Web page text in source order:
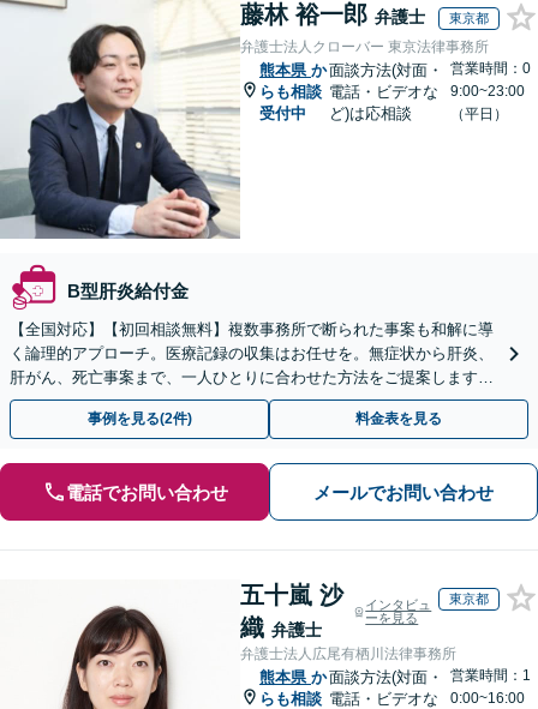
藤林 裕一郎 弁護士 東京都
弁護士法人クローバー 東京法律事務所
熊本県 か
らも相談
受付中
面談方法(対面・
電話・ビデオな
ど)は応相談
営業時間：0
9:00~23:00
（平日）
B型肝炎給付金
【全国対応】【初回相談無料】複数事務所で断られた事案も和解に導
く論理的アプローチ。医療記録の収集はお任せを。無症状から肝炎、
肝がん、死亡事案まで、一人ひとりに合わせた方法をご提案します。
手続きの負担を減らし、権利を守ります。
事例を見る(2件) 料金表を見る
電話でお問い合わせ メールでお問い合わせ
五十嵐 沙
織 弁護士
インタビュ
ーを見る
東京都
弁護士法人広尾有栖川法律事務所
熊本県 か
らも相談
面談方法(対面・
電話・ビデオな
営業時間：1
0:00~16:00